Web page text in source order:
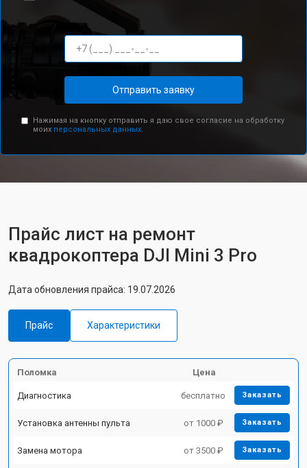
Отправить заявку
Нажимая на кнопку отправить я даю свое согласие на обработку
моих персональных данных.
Прайс лист на ремонт
квадрокоптера DJI Mini 3 Pro
Дата обновления прайса: 19.07.2026
Прайс Характеристики
Поломка Цена
Диагностика бесплатно Заказать
Установка антенны пульта от 1000 ₽ Заказать
Замена мотора от 3500 ₽ Заказать